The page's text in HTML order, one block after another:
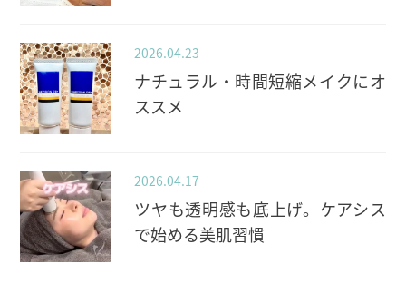
2026.04.23
ナチュラル・時間短縮メイクにオ
ススメ
2026.04.17
ツヤも透明感も底上げ。ケアシス
で始める美肌習慣